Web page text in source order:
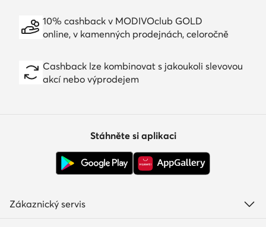
10% cashback v MODIVOclub GOLD
online, v kamenných prodejnách, celoročně
Cashback lze kombinovat s jakoukoli slevovou
akcí nebo výprodejem
Stáhněte si aplikaci
Zákaznický servis